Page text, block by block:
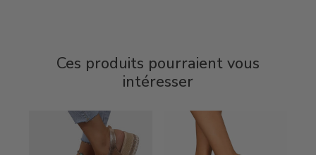
Ces produits pourraient vous
intéresser